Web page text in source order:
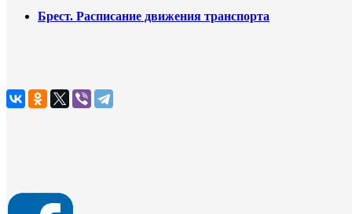
Брест. Расписание движения транспорта